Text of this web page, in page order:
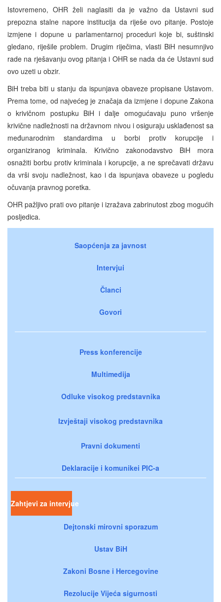
Istovremeno, OHR želi naglasiti da je važno da Ustavni sud
prepozna stalne napore institucija da riješe ovo pitanje. Postoje
izmjene i dopune u parlamentarnoj proceduri koje bi, suštinski
gledano, riješile problem. Drugim riječima, vlasti BiH nesumnjivo
rade na rješavanju ovog pitanja i OHR se nada da će Ustavni sud
ovo uzeti u obzir.
BiH treba biti u stanju da ispunjava obaveze propisane Ustavom.
Prema tome, od najvećeg je značaja da izmjene i dopune Zakona
o krivičnom postupku BiH i dalje omogućavaju puno vršenje
krivične nadležnosti na državnom nivou i osiguraju usklađenost sa
međunarodnim standardima u borbi protiv korupcije i
organiziranog kriminala. Krivično zakonodavstvo BiH mora
osnažiti borbu protiv kriminala i korupcije, a ne sprečavati državu
da vrši svoju nadležnost, kao i da ispunjava obaveze u pogledu
očuvanja pravnog poretka.
OHR pažljivo prati ovo pitanje i izražava zabrinutost zbog mogućih
posljedica.
Saopćenja za javnost
Intervjui
Članci
Govori
Press konferencije
Multimedija
Odluke visokog predstavnika
Izvještaji visokog predstavnika
Pravni dokumenti
Deklaracije i komunikei PIC-a
Zahtjevi za intervjue
Dejtonski mirovni sporazum
Ustav BiH
Zakoni Bosne i Hercegovine
Rezolucije Vijeća sigurnosti